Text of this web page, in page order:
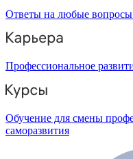
Ответы на любые
Профессиональное
Обучение для смены
саморазвития